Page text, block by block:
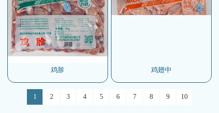
鸡胗 鸡翅中
1 2 3 4 5 6 7 8 9 10